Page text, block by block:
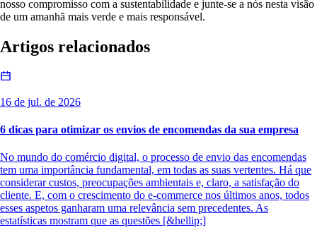
nosso compromisso com a sustentabilidade e junte-se a nós nesta visão
de um amanhã mais verde e mais responsável.
Artigos relacionados
16 de jul. de 2026
6 dicas para otimizar os envios de encomendas da sua empresa
No mundo do comércio digital, o processo de envio das encomendas
tem uma importância fundamental, em todas as suas vertentes. Há que
considerar custos, preocupações ambientais e, claro, a satisfação do
cliente. E, com o crescimento do e-commerce nos últimos anos, todos
esses aspetos ganharam uma relevância sem precedentes. As
estatísticas mostram que as questões [&hellip;]